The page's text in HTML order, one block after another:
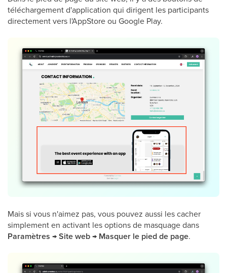
téléchargement d'application qui dirigent les participants
directement vers l'AppStore ou Google Play.
Mais si vous n'aimez pas, vous pouvez aussi les cacher
simplement en activant les options de masquage dans
Paramètres → Site web → Masquer le pied de page.